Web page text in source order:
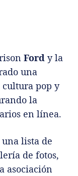
Ford y la
una
pop y
la
en línea.
lista de
de fotos,
asociación